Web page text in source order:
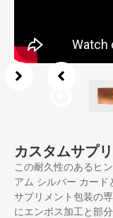
カスタムサプ
この耐久性のあるヒ
アム シルバー カード
サプリメント包装の
にエンボス加工と部